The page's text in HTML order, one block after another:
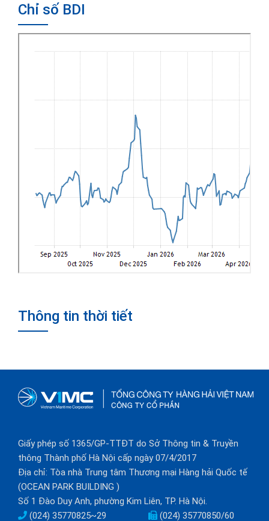
Chỉ số BDI
Thông tin thời tiết
Giấy phép số 1365/GP-TTĐT do Sở Thông tin & Truyền
thông Thành phố Hà Nội cấp ngày 07/4/2017
Địa chỉ: Tòa nhà Trung tâm Thương mại Hàng hải Quốc tế
(OCEAN PARK BUILDING )
Số 1 Đào Duy Anh, phường Kim Liên, TP. Hà Nội.
(024) 35770825~29
(024) 35770850/60